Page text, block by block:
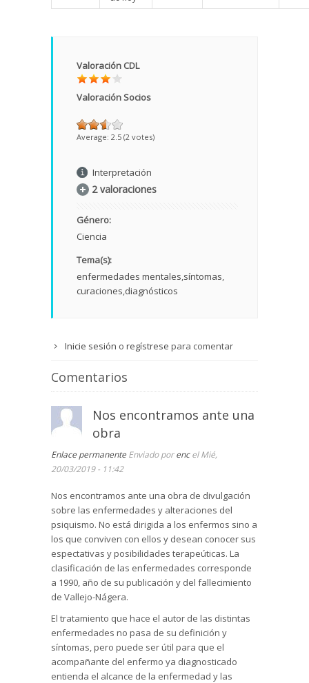
Valoración CDL
Valoración Socios
Average: 2.5 (2 votes)
Interpretación
2 valoraciones
Género:
Ciencia
Tema(s):
enfermedades mentales síntomas
curaciones diagnósticos
Inicie sesión o regístrese para comentar
Comentarios
Nos encontramos ante una
obra
Enlace permanente Enviado porencel Mié,
20/03/2019 - 11:42
Nos encontramos ante una obra de divulgación
sobre las enfermedades y alteraciones del
psiquismo. No está dirigida a los enfermos sino a
los que conviven con ellos y desean conocer sus
espectativas y posibilidades terapeúticas. La
clasificación de las enfermedades corresponde
a 1990, año de su publicación y del fallecimiento
de Vallejo-Nágera.
El tratamiento que hace el autor de las distintas
enfermedades no pasa de su definición y
síntomas, pero puede ser útil para que el
acompañante del enfermo ya diagnosticado
entienda el alcance de la enfermedad y las